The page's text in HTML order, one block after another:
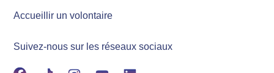
Accueillir un volontaire
Suivez-nous sur les réseaux sociaux